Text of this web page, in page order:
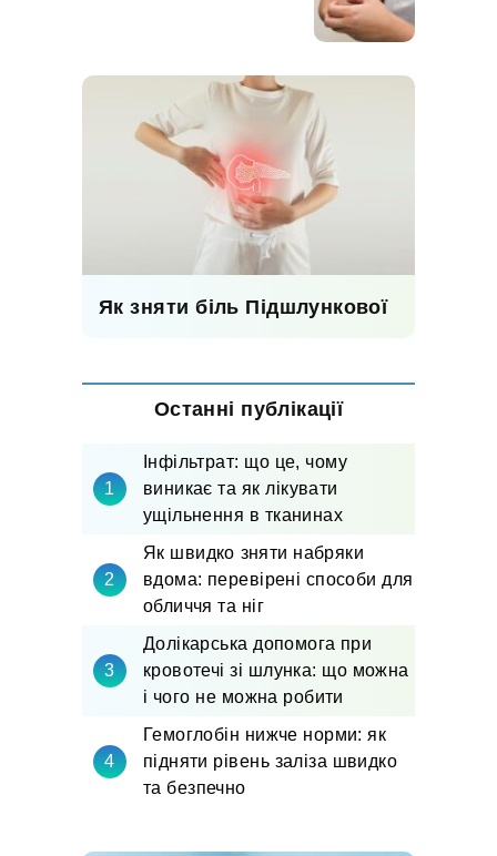
Як зняти біль Підшлункової
Останні публікації
Інфільтрат: що це, чому
виникає та як лікувати
ущільнення в тканинах
Як швидко зняти набряки
вдома: перевірені способи для
обличчя та ніг
Долікарська допомога при
кровотечі зі шлунка: що можна
і чого не можна робити
Гемоглобін нижче норми: як
підняти рівень заліза швидко
та безпечно